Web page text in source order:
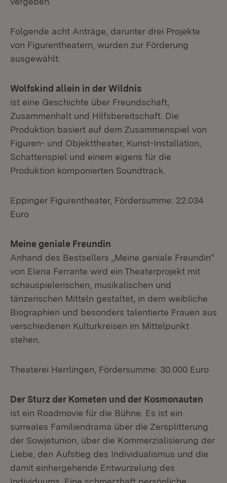
Folgende acht Anträge, darunter drei Projekte
von Figurentheatern, wurden zur Förderung
ausgewählt:
Wolfskind allein in der Wildnis
ist eine Geschichte über Freundschaft,
Zusammenhalt und Hilfsbereitschaft. Die
Produktion basiert auf dem Zusammenspiel von
Figuren- und Objekttheater, Kunst-Installation,
Schattenspiel und einem eigens für die
Produktion komponierten Soundtrack.
Eppinger Figurentheater, Fördersumme: 22.034
Euro
Meine geniale Freundin
Anhand des Bestsellers „Meine geniale Freundin“
von Elena Ferrante wird ein Theaterprojekt mit
schauspielerischen, musikalischen und
tänzerischen Mitteln gestaltet, in dem weibliche
Biographien und besonders talentierte Frauen aus
verschiedenen Kulturkreisen im Mittelpunkt
stehen.
Theaterei Herrlingen, Fördersumme: 30.000 Euro
Der Sturz der Kometen und der Kosmonauten
ist ein Roadmovie für die Bühne. Es ist ein
surreales Familiendrama über die Zersplitterung
der Sowjetunion, über die Kommerzialisierung der
Liebe, den Aufstieg des Individualismus und die
damit einhergehende Entwurzelung des